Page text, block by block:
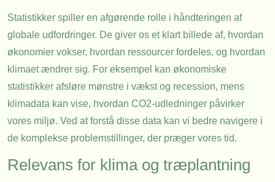
Statistikker spiller en afgørende rolle i håndteringen af
globale udfordringer. De giver os et klart billede af, hvordan
økonomier vokser, hvordan ressourcer fordeles, og hvordan
klimaet ændrer sig. For eksempel kan økonomiske
statistikker afsløre mønstre i vækst og recession, mens
klimadata kan vise, hvordan CO2-udledninger påvirker
vores miljø. Ved at forstå disse data kan vi bedre navigere i
de komplekse problemstillinger, der præger vores tid.
Relevans for klima og træplantning